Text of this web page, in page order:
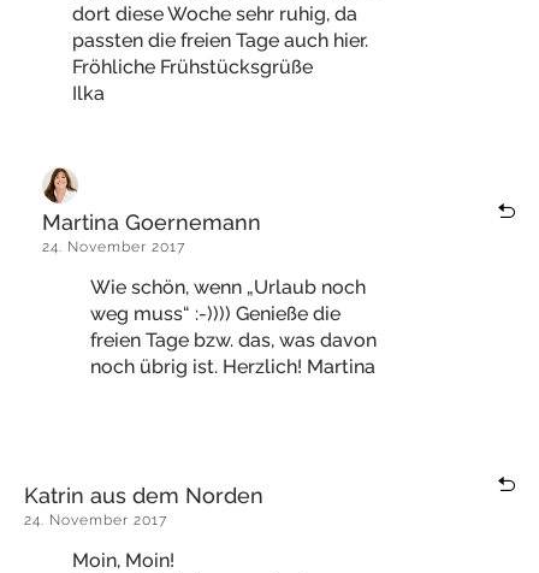
dort diese Woche sehr ruhig, da
passten die freien Tage auch hier.
Fröhliche Frühstücksgrüße
Ilka
Martina Goernemann
24. November 2017
Wie schön, wenn „Urlaub noch
weg muss“ :-)))) Genieße die
freien Tage bzw. das, was davon
noch übrig ist. Herzlich! Martina
Katrin aus dem Norden
24. November 2017
Moin, Moin!